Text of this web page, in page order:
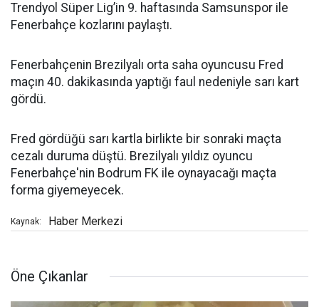
Trendyol Süper Lig’in 9. haftasında Samsunspor ile
Fenerbahçe kozlarını paylaştı.
Fenerbahçenin Brezilyalı orta saha oyuncusu Fred
maçın 40. dakikasında yaptığı faul nedeniyle sarı kart
gördü.
Fred gördüğü sarı kartla birlikte bir sonraki maçta
cezalı duruma düştü. Brezilyalı yıldız oyuncu
Fenerbahçe'nin Bodrum FK ile oynayacağı maçta
forma giyemeyecek.
Kaynak: Haber Merkezi
Öne Çıkanlar